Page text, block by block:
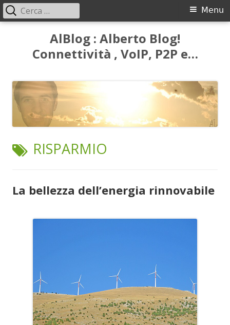
contenuto
AlBlog : Alberto Blog!
Connettività , VoIP, P2P e…
Menu
principale
Menu
Ricerca
per:
TAG:
RISPARMIO
La bellezza dell’energia rinnovabile